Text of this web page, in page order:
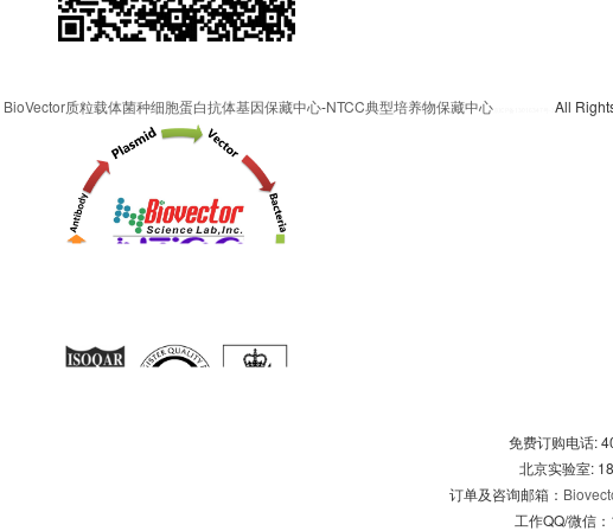
BioVector质粒载体菌种细胞蛋白抗体基因保藏中心-NTCC典型培养物保藏中心 All
免费订购电话:
北京实验室:
订单及咨询邮箱：
工作QQ/微信